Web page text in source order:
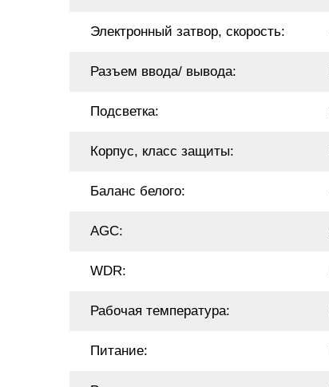
Электронный затвор, скорость:
Разъем ввода/ вывода:
Подсветка:
Корпус, класс защиты:
Баланс белого:
AGC:
WDR:
Рабочая температура:
Питание: